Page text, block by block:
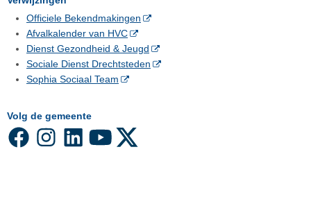
Officiele Bekendmakingen
Afvalkalender van HVC
Dienst Gezondheid & Jeugd
Sociale Dienst Drechtsteden
Sophia Sociaal Team
Volg de gemeente